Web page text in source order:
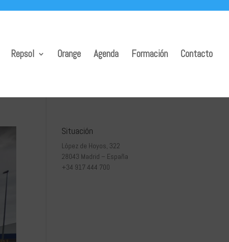
Repsol Orange Agenda Formación Contacto
Situación
López de Hoyos, 322
28043 Madrid – España
+34 917 444 700